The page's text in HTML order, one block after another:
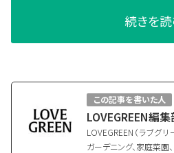
続きを
この記事を書いた人
LOVEGREEN編
LOVEGREEN（ラブグ
ガーデニング、家庭菜園